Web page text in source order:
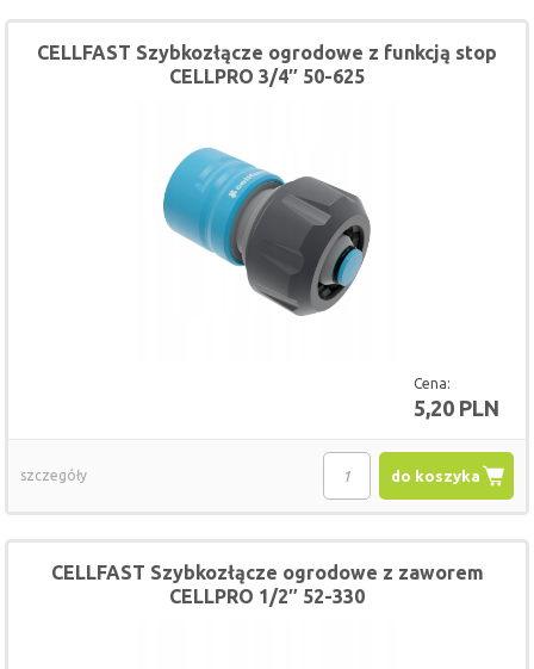
Cena:
5,20 PLN
CELLFAST Szybkozłącze ogrodowe z funkcją stop
CELLPRO 3/4″ 50-625
do koszyka
szczegóły
CELLFAST Szybkozłącze ogrodowe z zaworem
CELLPRO 1/2″ 52-330